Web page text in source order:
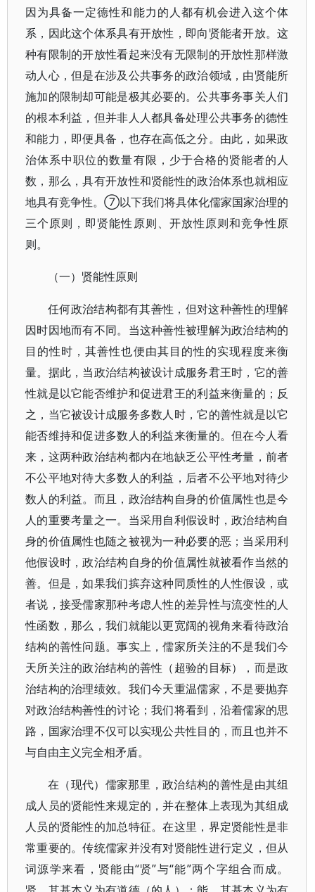
因为具备一定德性和能力的人都有机会进入这个体
系，因此这个体系具有开放性，即向贤能者开放。这
种有限制的开放性看起来没有无限制的开放性那样激
动人心，但是在涉及公共事务的政治领域，由贤能所
施加的限制却可能是极其必要的。公共事务事关人们
的根本利益，但并非人人都具备处理公共事务的德性
和能力，即便具备，也存在高低之分。由此，如果政
治体系中职位的数量有限，少于合格的贤能者的人
数，那么，具有开放性和贤能性的政治体系也就相应
地具有竞争性。⑦以下我们将具体化儒家国家治理的
三个原则，即贤能性原则、开放性原则和竞争性原
则。
（一）贤能性原则
任何政治结构都有其善性，但对这种善性的理解
因时因地而有不同。当这种善性被理解为政治结构的
目的性时，其善性也便由其目的性的实现程度来衡
量。据此，当政治结构被设计成服务君王时，它的善
性就是以它能否维护和促进君王的利益来衡量的；反
之，当它被设计成服务多数人时，它的善性就是以它
能否维持和促进多数人的利益来衡量的。但在今人看
来，这两种政治结构都内在地缺乏公平性考量，前者
不公平地对待大多数人的利益，后者不公平地对待少
数人的利益。而且，政治结构自身的价值属性也是今
人的重要考量之一。当采用自利假设时，政治结构自
身的价值属性也随之被视为一种必要的恶；当采用利
他假设时，政治结构自身的价值属性就被看作当然的
善。但是，如果我们摈弃这种同质性的人性假设，或
者说，接受儒家那种考虑人性的差异性与流变性的人
性函数，那么，我们就能以更宽阔的视角来看待政治
结构的善性问题。事实上，儒家所关注的不是我们今
天所关注的政治结构的善性（超验的目标），而是政
治结构的治理绩效。我们今天重温儒家，不是要抛弃
对政治结构善性的讨论；我们将看到，沿着儒家的思
路，国家治理不仅可以实现公共性目的，而且也并不
与自由主义完全相矛盾。
在（现代）儒家那里，政治结构的善性是由其组
成人员的贤能性来规定的，并在整体上表现为其组成
人员的贤能性的加总特征。在这里，界定贤能性是非
常重要的。传统儒家并没有对贤能性进行定义，但从
词源学来看，贤能由“贤”与“能”两个字组合而成。